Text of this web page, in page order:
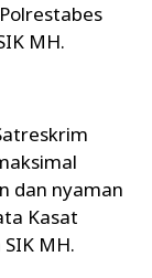
MH.
dan nyaman
Kasat
MH.